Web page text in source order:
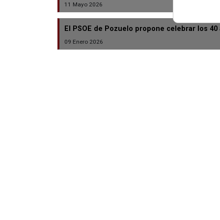
11 Mayo 2026
El PSOE de Pozuelo propone celebrar los
09 Enero 2026